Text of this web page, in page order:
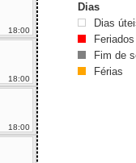
18:00
18:00
18:00
Dias
Dias
Feriados
Fim de
Férias